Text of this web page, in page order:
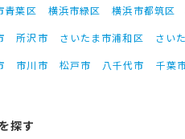
青葉区 横浜市緑区 横浜市都筑区
所沢市 さいたま市浦和区 さい
市川市 松戸市 八千代市 千葉
探す